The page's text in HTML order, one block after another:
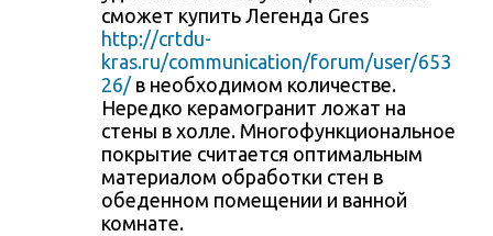
сможет купить Легенда Gres
http://crtdu-
kras.ru/communication/forum/user/653
26/ в необходимом количестве.
Нередко керамогранит ложат на
стены в холле. Многофункциональное
покрытие считается оптимальным
материалом обработки стен в
обеденном помещении и ванной
комнате.